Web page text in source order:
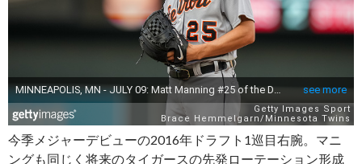
今季メジャーデビューの2016年ドラフト1巡目右腕。マニ
ングも同じく将来のタイガースの先発ローテーション形成